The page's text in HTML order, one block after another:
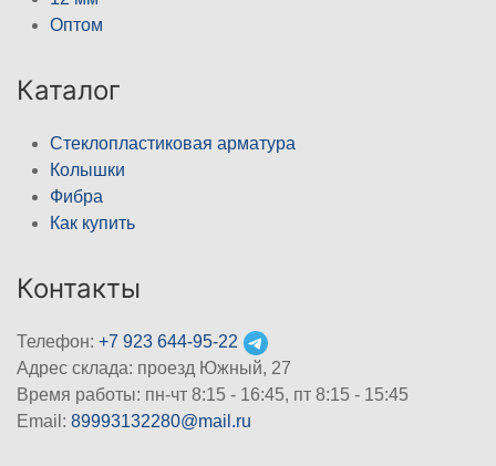
Оптом
Каталог
Стеклопластиковая арматура
Колышки
Фибра
Как купить
Контакты
Телефон: +7 923 644-95-22
Адрес склада: проезд Южный, 27
Время работы: пн-чт 8:15 - 16:45, пт 8:15 - 15:45
Email: 89993132280@mail.ru